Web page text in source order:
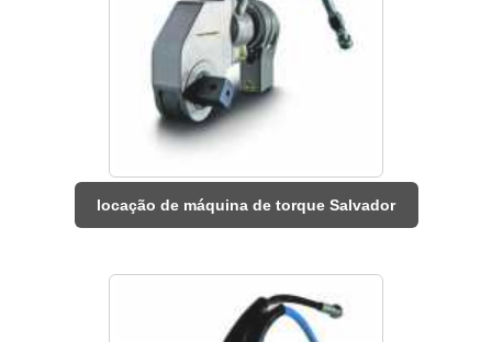
locação de máquina de torque Salvador